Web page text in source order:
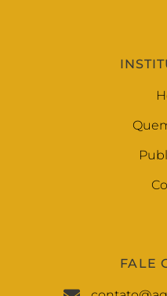
FALE